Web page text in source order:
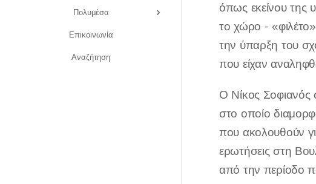
Πολυμέσα
Επικοινωνία
Αναζήτηση
όπως εκείνου της
το χώρο -
την ύπαρξη του
που είχαν
Ο Νίκος Σοφιανός
στο οποίο
που ακολουθούν
ερωτήσεις στη
από την περίοδο